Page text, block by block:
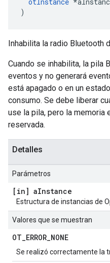
)
Inhabilita la radio Bluetooth
Cuando se inhabilita, la pila
eventos y no generará
está apagado o en un
consumo. Se debe liberar
use la pila, pero la memoria
reservada.
Detalles
Parámetros
[in] aInstance
Estructura de instancias de
Valores que se muestran
OT_ERROR_NONE
Se realizó correctamente la